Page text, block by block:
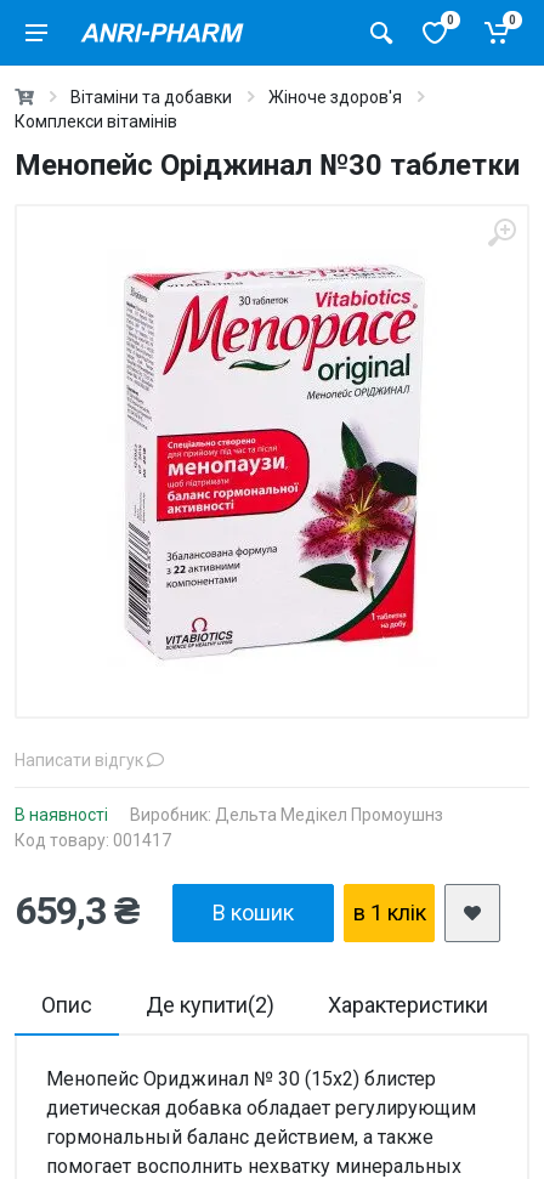
0 0
Вітаміни та добавки
Жіноче здоров'я
Комплекси вітамінів
Менопейс Оріджинал №30 таблетки
Написати відгук
В наявності Виробник: Дельта Медікел Промоушнз
Код товару: 001417
659,3 ₴ В кошик в 1 клiк
Опис Де купити(2) Характеристики
Менопейс Ориджинал № 30 (15х2) блистер
диетическая добавка обладает регулирующим
гормональный баланс действием, а также
помогает восполнить нехватку минеральных